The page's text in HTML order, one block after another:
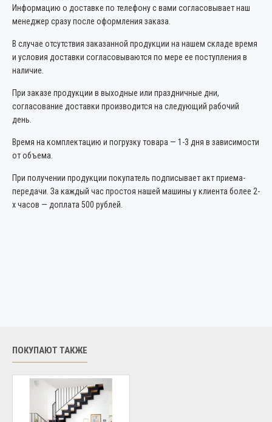
Информацию о доставке по телефону с вами согласовывает наш
менеджер сразу после оформления заказа.
В случае отсутствия заказанной продукции на нашем складе время
и условия доставки согласовываются по мере ее поступления в
наличие.
При заказе продукции в выходные или праздничные дни,
согласование доставки производится на следующий рабочий
день.
Время на комплектацию и погрузку товара — 1-3 дня в зависимости
от объема.
При получении продукции покупатель подписывает акт приема-
передачи. За каждый час простоя нашей машины у клиента более 2-
х часов — доплата 500 рублей.
ПОКУПАЮТ ТАКЖЕ